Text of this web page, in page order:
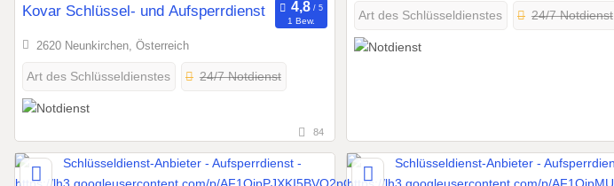
Kovar Schlüssel- und Aufsperrdienst
1 Bew.
2620 Neunkirchen, Österreich
Art des Schlüsseldienstes 24/7 Notdienst
84
Art des Schlüsseldienstes 24/7 Notdienst